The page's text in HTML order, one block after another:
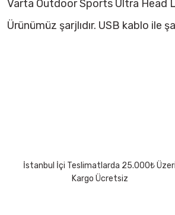
Varta Outdoor Sports Ultra Head
Ürünümüz şarjlıdır. USB kablo ile
Bu ürüne benzer farklı alternatifler olmalı.
İstanbul İçi Teslimatlarda 25.000₺ Üzeri
Kargo Ücretsiz